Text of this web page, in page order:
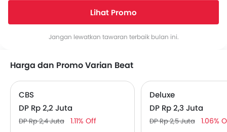
Lihat Promo
Jangan lewatkan tawaran terbaik bulan ini.
Harga dan Promo Varian Beat
CBS
DP Rp 2,2 Juta
DP Rp 2,4 Juta 1.11% Off
Deluxe
DP Rp 2,3 Juta
DP Rp 2,5 Juta 1.06%